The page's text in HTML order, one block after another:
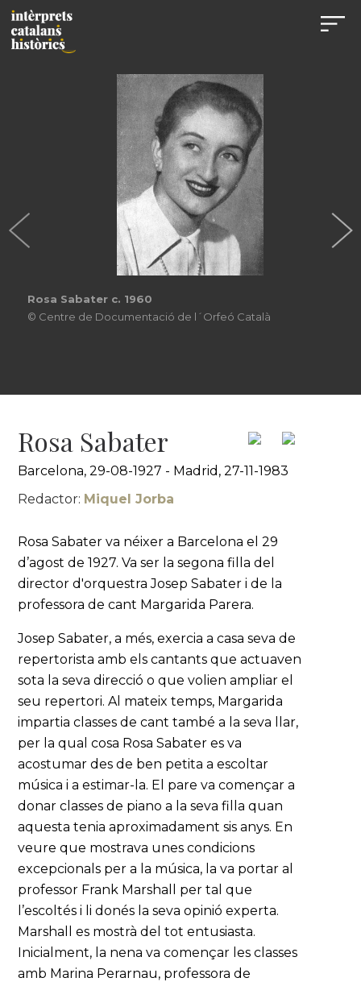
Rosa Sabater c. 1960
© Centre de Documentació de l´Orfeó Català
Rosa Sabater
Barcelona, 29-08-1927 - Madrid, 27-11-1983
Redactor: Miquel Jorba
Rosa Sabater va néixer a Barcelona el 29
d’agost de 1927. Va ser la segona filla del
director d'orquestra Josep Sabater i de la
professora de cant Margarida Parera.
Josep Sabater, a més, exercia a casa seva de
repertorista amb els cantants que actuaven
sota la seva direcció o que volien ampliar el
seu repertori. Al mateix temps, Margarida
impartia classes de cant també a la seva llar,
per la qual cosa Rosa Sabater es va
acostumar des de ben petita a escoltar
música i a estimar-la. El pare va començar a
donar classes de piano a la seva filla quan
aquesta tenia aproximadament sis anys. En
veure que mostrava unes condicions
excepcionals per a la música, la va portar al
professor Frank Marshall per tal que
l’escoltés i li donés la seva opinió experta.
Marshall es mostrà del tot entusiasta.
Inicialment, la nena va començar les classes
amb Marina Perarnau, professora de